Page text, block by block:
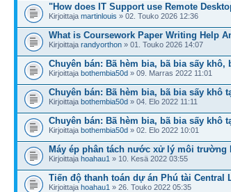
"How does IT Support use Remote
Kirjoittaja martinlouis » 02. Touko 2026 12:36
What is Coursework Paper Writing Help
Kirjoittaja randyorthon » 01. Touko 2026 14:07
Chuyên bán: Bã hèm bia, bã bia sấy khô,
Kirjoittaja bothembia50d » 09. Marras 2022 11:01
Chuyên bán: Bã hèm bia, bã bia sấy khô
Kirjoittaja bothembia50d » 04. Elo 2022 11:11
Chuyên bán: Bã hèm bia, bã bia sấy khô
Kirjoittaja bothembia50d » 02. Elo 2022 10:01
Máy ép phân tách nước xử lý môi trường
Kirjoittaja hoahau1 » 10. Kesä 2022 03:55
Tiến độ thanh toán dự án Phú tài Central
Kirjoittaja hoahau1 » 26. Touko 2022 05:35